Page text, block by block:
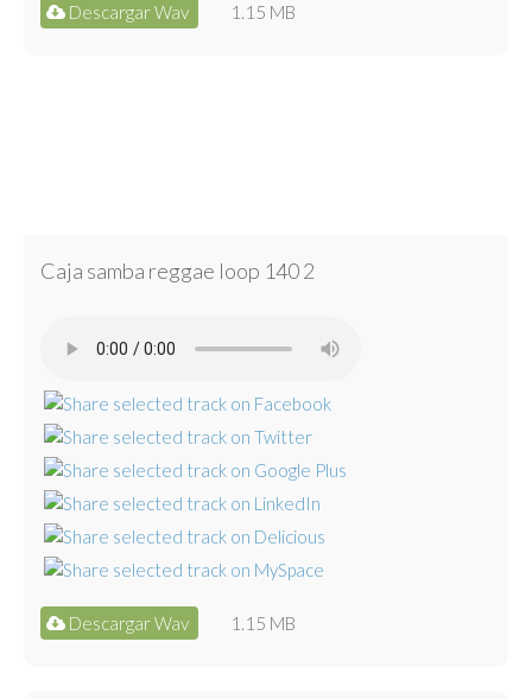
Descargar Wav 1.15 MB
Caja samba reggae loop 140 2
Descargar Wav 1.15 MB